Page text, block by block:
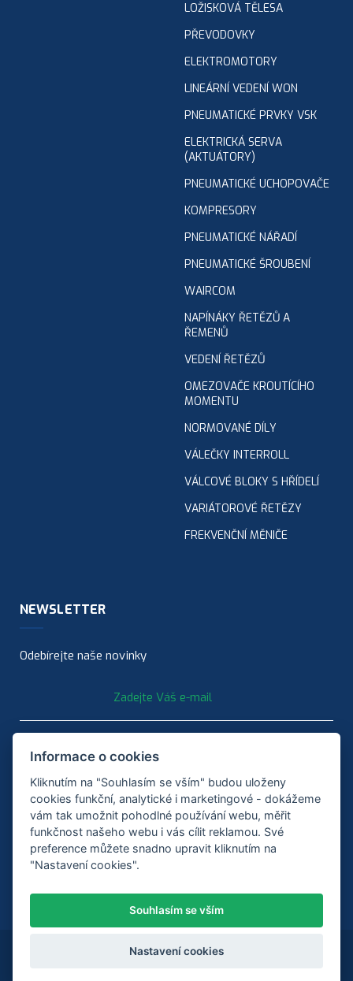
LOŽISKOVÁ TĚLESA
PŘEVODOVKY
ELEKTROMOTORY
LINEÁRNÍ VEDENÍ WON
PNEUMATICKÉ PRVKY VSK
ELEKTRICKÁ SERVA
(AKTUÁTORY)
PNEUMATICKÉ UCHOPOVAČE
KOMPRESORY
PNEUMATICKÉ NÁŘADÍ
PNEUMATICKÉ ŠROUBENÍ
WAIRCOM
NAPÍNÁKY ŘETĚZŮ A
ŘEMENŮ
VEDENÍ ŘETĚZŮ
OMEZOVAČE KROUTÍCÍHO
MOMENTU
NORMOVANÉ DÍLY
VÁLEČKY INTERROLL
VÁLCOVÉ BLOKY S HŘÍDELÍ
VARIÁTOROVÉ ŘETĚZY
FREKVENČNÍ MĚNIČE
NEWSLETTER
Odebírejte naše novinky
ODEBÍRAT
Copyright © ŘETĚZY Olomouc, spol. s r.o.
Informace o cookies
Kliknutím na "Souhlasím se vším" budou uloženy
cookies funkční, analytické i marketingové - dokážeme
vám tak umožnit pohodlné používání webu, měřit
funkčnost našeho webu i vás cílit reklamou. Své
preference můžete snadno upravit kliknutím na
"Nastavení cookies".
Souhlasím se vším
Nastavení cookies